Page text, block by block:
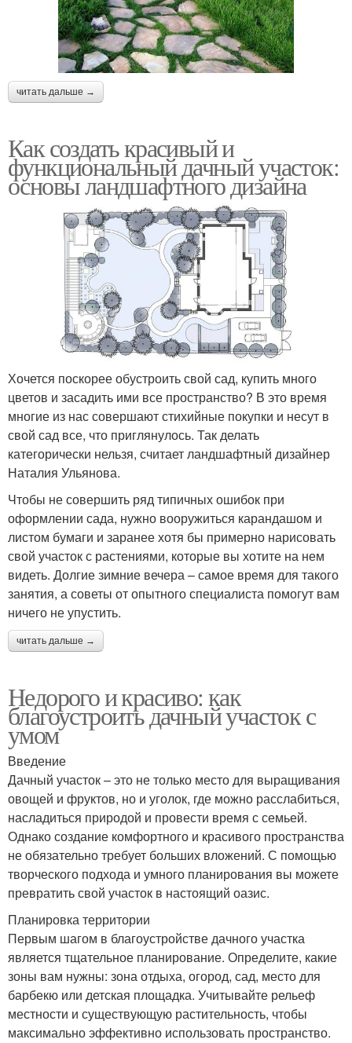
читать дальше →
Как создать красивый и
функциональный дачный участок:
основы ландшафтного дизайна
Хочется поскорее обустроить свой сад, купить много
цветов и засадить ими все пространство? В это время
многие из нас совершают стихийные покупки и несут в
свой сад все, что приглянулось. Так делать
категорически нельзя, считает ландшафтный дизайнер
Наталия Ульянова.
Чтобы не совершить ряд типичных ошибок при
оформлении сада, нужно вооружиться карандашом и
листом бумаги и заранее хотя бы примерно нарисовать
свой участок с растениями, которые вы хотите на нем
видеть. Долгие зимние вечера – самое время для такого
занятия, а советы от опытного специалиста помогут вам
ничего не упустить.
читать дальше →
Недорого и красиво: как
благоустроить дачный участок с
умом
Введение
Дачный участок – это не только место для выращивания
овощей и фруктов, но и уголок, где можно расслабиться,
насладиться природой и провести время с семьей.
Однако создание комфортного и красивого пространства
не обязательно требует больших вложений. С помощью
творческого подхода и умного планирования вы можете
превратить свой участок в настоящий оазис.
Планировка территории
Первым шагом в благоустройстве дачного участка
является тщательное планирование. Определите, какие
зоны вам нужны: зона отдыха, огород, сад, место для
барбекю или детская площадка. Учитывайте рельеф
местности и существующую растительность, чтобы
максимально эффективно использовать пространство.